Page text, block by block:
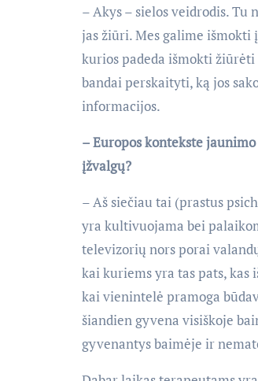
– Akys – sielos veidrodis.
jas žiūri. Mes galime
kurios padeda išmokti
bandai perskaityti, ką jos
informacijos.
– Europos kontekste
įžvalgų?
– Aš siečiau tai (prastus
yra kultivuojama bei
televizorių nors porai
kai kuriems yra tas pats,
kai vienintelė pramoga
šiandien gyvena visiškoje
gyvenantys baimėje ir